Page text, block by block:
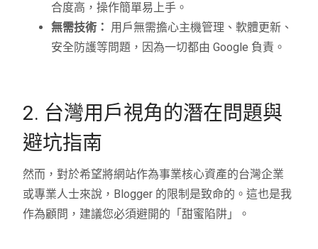
合度高，操作簡單易上手。
無需技術： 用戶無需擔心主機管理、軟體更新、
安全防護等問題，因為一切都由 Google 負責。
2. 台灣用戶視角的潛在問題與
避坑指南
然而，對於希望將網站作為事業核心資產的台灣企業
或專業人士來說，Blogger 的限制是致命的。這也是我
作為顧問，建議您必須避開的「甜蜜陷阱」。